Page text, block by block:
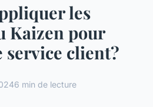
les
Kaizen pour
client?
6 min de lecture